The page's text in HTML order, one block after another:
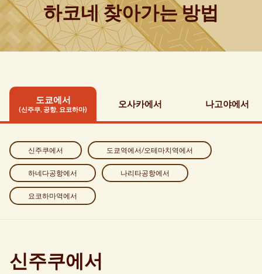
하코네 찾아가는 방법
도쿄에서
(신주쿠, 공항, 요코하마)
오사카에서 나고야에서
신주쿠에서 도쿄역에서/오테마치역에서
하네다공항에서 나리타공항에서
요코하마역에서
신주쿠에서